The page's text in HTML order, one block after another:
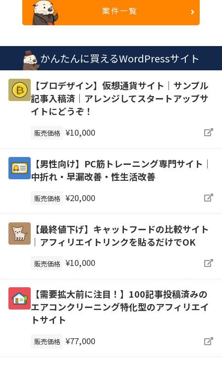
案件一覧
かんたんに買えるWordPressサイト
【プロデザイン】仮想通貨サイト｜サンプル
記事入稿済｜アレンジしてスタートアップサ
イトにどうぞ！
販売価格 ¥10,000
【男性向け】PC筋トレーニング専門サイト｜
中折れ・早漏改善・性生活改善
販売価格 ¥20,000
【最終値下げ】キャットフードの比較サイト
｜アフィリエイトリンクを貼るだけでOK
販売価格 ¥10,000
【需要拡大前に注目！】100記事投稿済みの
エアコンクリーニング特化型のアフィリエイ
トサイト
販売価格 ¥77,000